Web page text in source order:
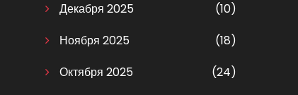
Декабря 2025
(10)
Ноября 2025
(18)
Октября 2025
(24)